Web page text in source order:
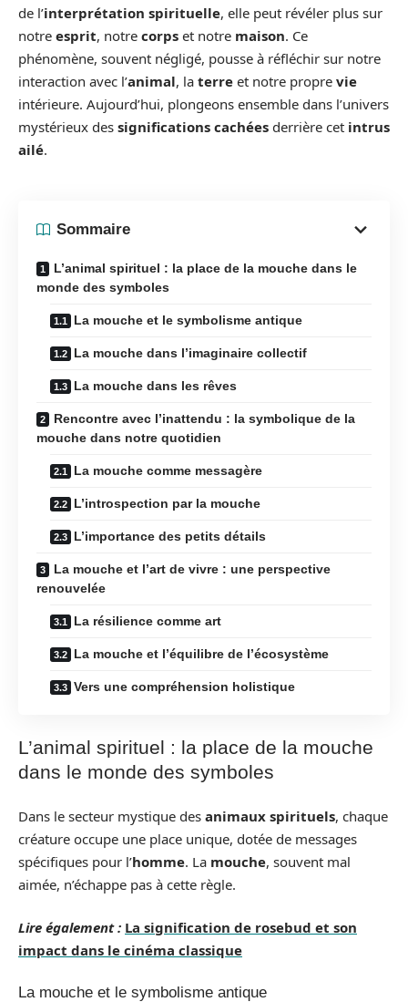
de l’interprétation spirituelle, elle peut révéler plus sur
notre esprit, notre corps et notre maison. Ce
phénomène, souvent négligé, pousse à réfléchir sur notre
interaction avec l’animal, la terre et notre propre vie
intérieure. Aujourd’hui, plongeons ensemble dans l’univers
mystérieux des significations cachées derrière cet intrus
ailé.
Sommaire
L’animal spirituel : la place de la mouche dans le
monde des symboles
La mouche et le symbolisme antique
La mouche dans l’imaginaire collectif
La mouche dans les rêves
Rencontre avec l’inattendu : la symbolique de la
mouche dans notre quotidien
La mouche comme messagère
L’introspection par la mouche
L’importance des petits détails
La mouche et l’art de vivre : une perspective
renouvelée
La résilience comme art
La mouche et l’équilibre de l’écosystème
Vers une compréhension holistique
L’animal spirituel : la place de la mouche
dans le monde des symboles
Dans le secteur mystique des animaux spirituels, chaque
créature occupe une place unique, dotée de messages
spécifiques pour l’homme. La mouche, souvent mal
aimée, n’échappe pas à cette règle.
Lire également : La signification de rosebud et son
impact dans le cinéma classique
La mouche et le symbolisme antique